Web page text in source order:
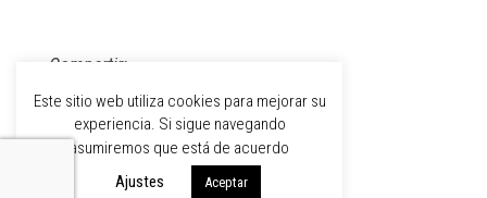
Compartir:
Este sitio web utiliza cookies para mejorar su
experiencia. Si sigue navegando
asumiremos que está de acuerdo
Ajustes
Aceptar